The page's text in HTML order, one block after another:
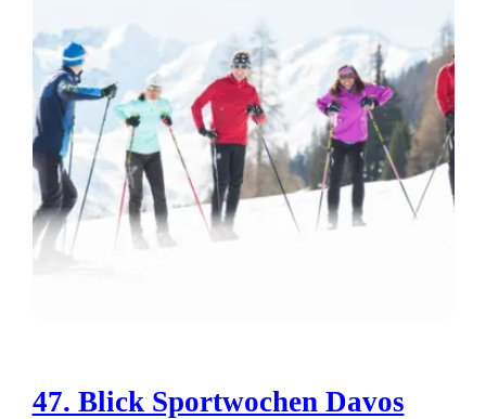
47. Blick Sportwochen Davos